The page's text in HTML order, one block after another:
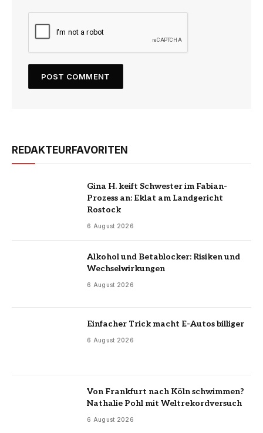
REDAKTEURFAVORITEN
Gina H. keift Schwester im Fabian-
Prozess an: Eklat am Landgericht
Rostock
6 August 2026
Alkohol und Betablocker: Risiken und
Wechselwirkungen
6 August 2026
Einfacher Trick macht E-Autos billiger
6 August 2026
Von Frankfurt nach Köln schwimmen?
Nathalie Pohl mit Weltrekordversuch
6 August 2026